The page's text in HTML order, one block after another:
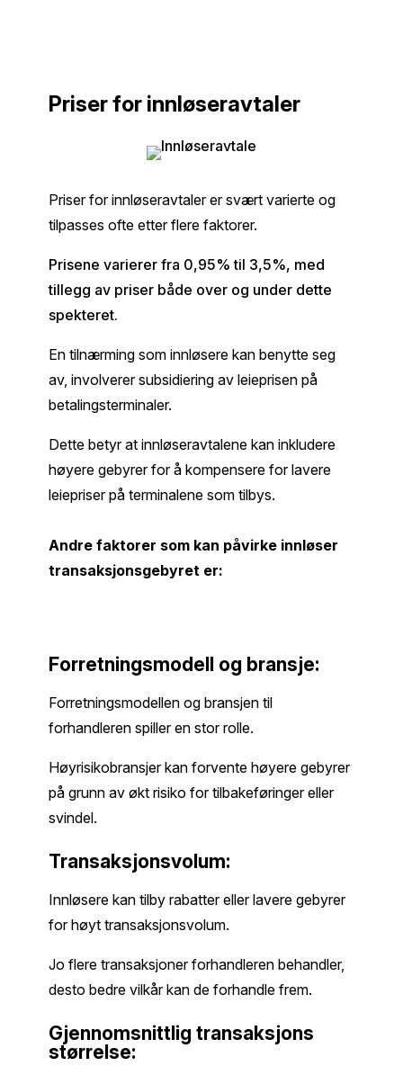
Priser for innløseravtaler
Priser for innløseravtaler er svært varierte og
tilpasses ofte etter flere faktorer.
Prisene varierer fra 0,95% til 3,5%, med
tillegg av priser både over og under dette
spekteret.
En tilnærming som innløsere kan benytte seg
av, involverer subsidiering av leieprisen på
betalingsterminaler.
Dette betyr at innløseravtalene kan inkludere
høyere gebyrer for å kompensere for lavere
leiepriser på terminalene som tilbys.
Andre faktorer som kan påvirke innløser
transaksjonsgebyret er:
Forretningsmodell og bransje:
Forretningsmodellen og bransjen til
forhandleren spiller en stor rolle.
Høyrisikobransjer kan forvente høyere gebyrer
på grunn av økt risiko for tilbakeføringer eller
svindel.
Transaksjonsvolum:
Innløsere kan tilby rabatter eller lavere gebyrer
for høyt transaksjonsvolum.
Jo flere transaksjoner forhandleren behandler,
desto bedre vilkår kan de forhandle frem.
Gjennomsnittlig transaksjons
størrelse: